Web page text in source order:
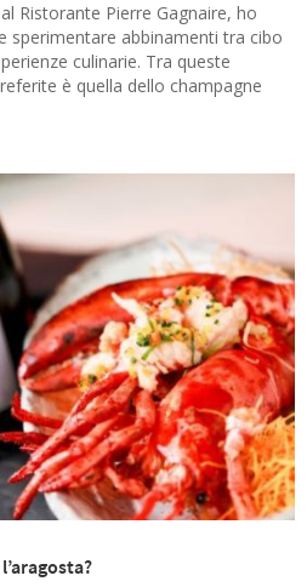
Ristorante Pierre Gagnaire, ho
sperimentare abbinamenti tra cibo
culinarie. Tra queste
è quella dello champagne